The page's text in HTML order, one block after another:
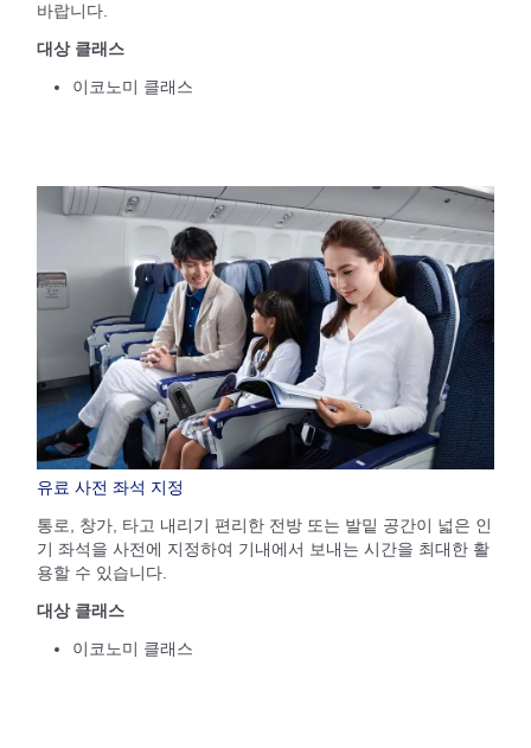
바랍니다.
대상 클래스
이코노미 클래스
유료 사전 좌석 지정
통로, 창가, 타고 내리기 편리한 전방 또는 발밑 공간이 넓은 인
기 좌석을 사전에 지정하여 기내에서 보내는 시간을 최대한 활
용할 수 있습니다.
대상 클래스
이코노미 클래스